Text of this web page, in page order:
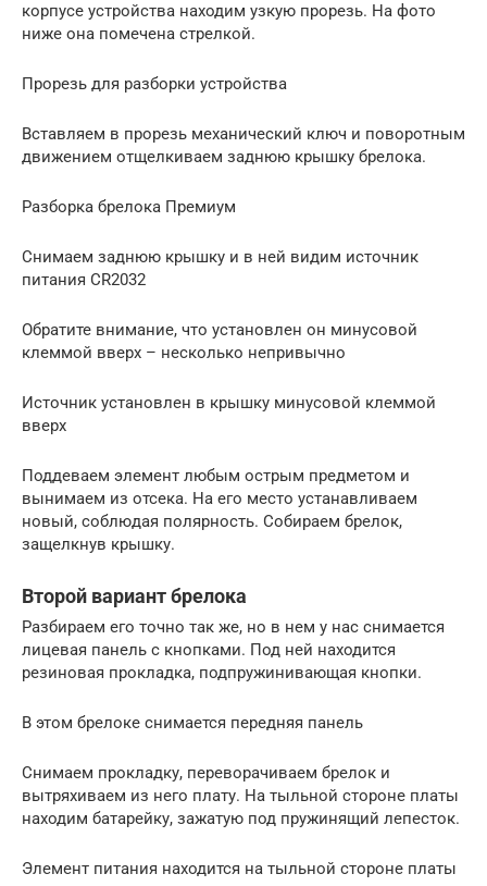
корпусе устройства находим узкую прорезь. На фото
ниже она помечена стрелкой.
Прорезь для разборки устройства
Вставляем в прорезь механический ключ и поворотным
движением отщелкиваем заднюю крышку брелока.
Разборка брелока Премиум
Снимаем заднюю крышку и в ней видим источник
питания CR2032
Обратите внимание, что установлен он минусовой
клеммой вверх – несколько непривычно
Источник установлен в крышку минусовой клеммой
вверх
Поддеваем элемент любым острым предметом и
вынимаем из отсека. На его место устанавливаем
новый, соблюдая полярность. Собираем брелок,
защелкнув крышку.
Второй вариант брелока
Разбираем его точно так же, но в нем у нас снимается
лицевая панель с кнопками. Под ней находится
резиновая прокладка, подпружинивающая кнопки.
В этом брелоке снимается передняя панель
Снимаем прокладку, переворачиваем брелок и
вытряхиваем из него плату. На тыльной стороне платы
находим батарейку, зажатую под пружинящий лепесток.
Элемент питания находится на тыльной стороне платы